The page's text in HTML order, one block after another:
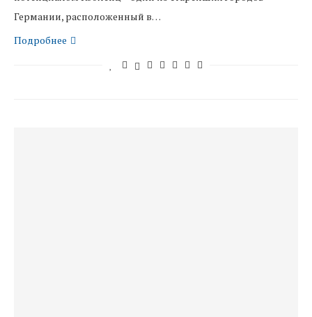
Германии, расположенный в…
Подробнее